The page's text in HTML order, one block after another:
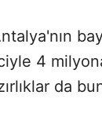
4
da